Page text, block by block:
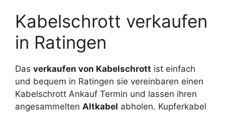
Kabelschrott verkaufen
in Ratingen
Das verkaufen von Kabelschrott ist einfach
und bequem in Ratingen sie vereinbaren einen
Kabelschrott Ankauf Termin und lassen ihren
angesammelten Altkabel abholen. Kupferkabel